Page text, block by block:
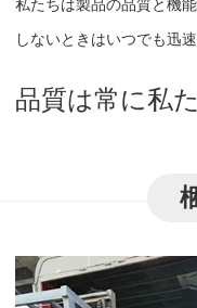
私たちは製品の品質と機
しないときはいつでも迅
品質は常に私